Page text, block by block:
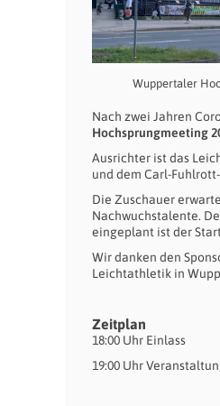
Wuppertaler
Nach zwei Jahren
Hochsprungmeeting
Ausrichter ist das
und dem Carl-
Die Zuschauer
Nachwuchstalente.
eingeplant ist der
Wir danken den
Leichtathletik in
Zeitplan
18:00 Uhr Einlass
19:00 Uhr